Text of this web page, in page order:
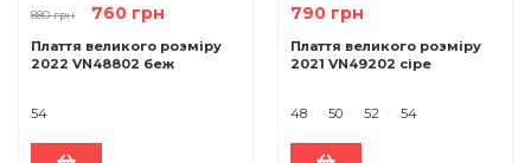
880 грн 760 грн
Плаття великого розміру
2022 VN48802 беж
54
790 грн
Плаття великого розміру
2021 VN49202 сіре
48 50 52 54